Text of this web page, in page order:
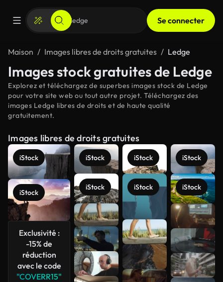
Se connecter
Maison Images libres de droits gratuites Ledge
Images stock gratuites de Ledge
Explorez et téléchargez de superbes images stock de Ledge
pour votre site web ou tout autre projet. Téléchargez des
images Ledge libres de droits et de haute qualité
gratuitement.
Images libres de droits gratuites
iStock
iStock
Exclusivité :
-15% de
réduction
avec le code
"COVERR15"
iStock
iStock
iStock
iStock
iStock
iStock
Voir plus